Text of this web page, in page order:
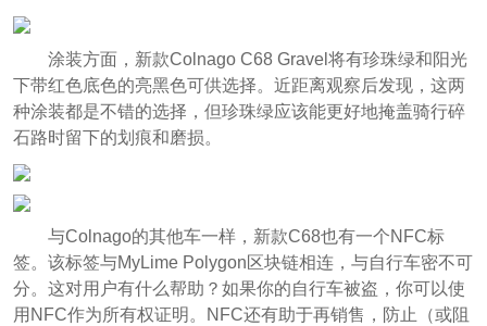
涂装方面，新款Colnago C68 Gravel将有珍珠绿和阳光
下带红色底色的亮黑色可供选择。近距离观察后发现，这两
种涂装都是不错的选择，但珍珠绿应该能更好地掩盖骑行碎
石路时留下的划痕和磨损。
与Colnago的其他车一样，新款C68也有一个NFC标
签。该标签与MyLime Polygon区块链相连，与自行车密不可
分。这对用户有什么帮助？如果你的自行车被盗，你可以使
用NFC作为所有权证明。NFC还有助于再销售，防止（或阻